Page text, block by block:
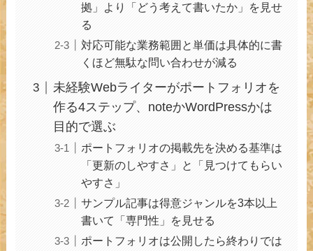
拠」より「どう考えて書いたか」を見せ
る
対応可能な業務範囲と単価は具体的に書
くほど無駄な問い合わせが減る
未経験Webライターがポートフォリオを
作る4ステップ、noteかWordPressかは
目的で選ぶ
ポートフォリオの掲載先を決める基準は
「更新のしやすさ」と「見つけてもらい
やすさ」
サンプル記事は得意ジャンルを3本以上
書いて「専門性」を見せる
ポートフォリオは公開したら終わりでは